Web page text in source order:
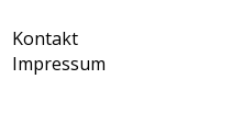
Kontakt
Impressum